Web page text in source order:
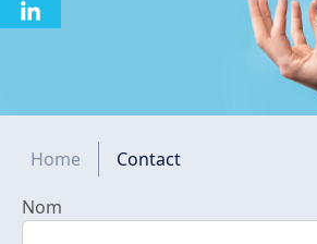
Fil d'Ariane
Home
Contact
Nom